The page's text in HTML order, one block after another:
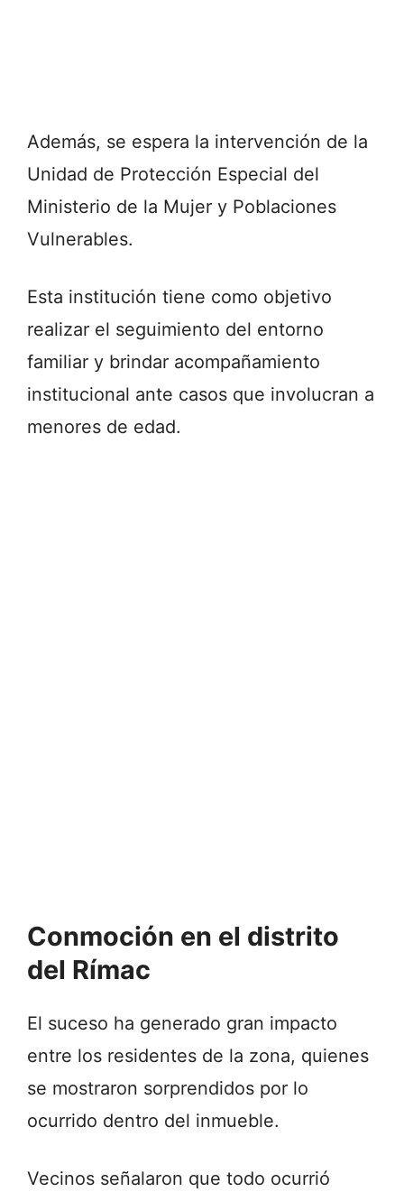
Además, se espera la intervención de la
Unidad de Protección Especial del
Ministerio de la Mujer y Poblaciones
Vulnerables.
Esta institución tiene como objetivo
realizar el seguimiento del entorno
familiar y brindar acompañamiento
institucional ante casos que involucran a
menores de edad.
Conmoción en el distrito
del Rímac
El suceso ha generado gran impacto
entre los residentes de la zona, quienes
se mostraron sorprendidos por lo
ocurrido dentro del inmueble.
Vecinos señalaron que todo ocurrió